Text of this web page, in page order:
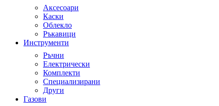
Аксесоари
Каски
Облекло
Ръкавици
Инструменти
Ръчни
Електрически
Комплекти
Специализирани
Други
Газови